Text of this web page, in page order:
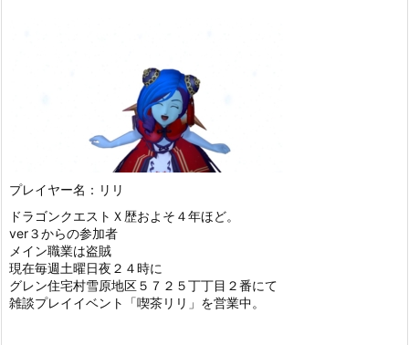
プレイヤー名：リリ
ドラゴンクエストＸ歴およそ４年ほど。
ver３からの参加者
メイン職業は盗賊
現在毎週土曜日夜２４時に
グレン住宅村雪原地区５７２５丁丁目２番にて
雑談プレイイベント「喫茶リリ」を営業中。